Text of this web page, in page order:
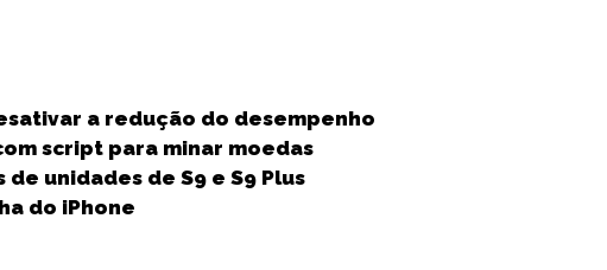
a redução do desempenho
script para minar moedas
unidades de S9 e S9 Plus
do iPhone